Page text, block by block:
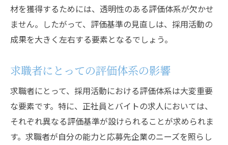
材を獲得するためには、透明性のある評価体系が欠かせ
ません。したがって、評価基準の見直しは、採用活動の
成果を大きく左右する要素となるでしょう。
求職者にとっての評価体系の影響
求職者にとって、採用活動における評価体系は大変重要
な要素です。特に、正社員とバイトの求人においては、
それぞれ異なる評価基準が設けられることが求められま
す。求職者が自分の能力と応募先企業のニーズを照らし